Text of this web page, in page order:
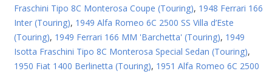
Fraschini Tipo 8C Monterosa Coupe (Touring), 1948 Ferrari 166
Inter (Touring), 1949 Alfa Romeo 6C 2500 SS Villa d’Este
(Touring), 1949 Ferrari 166 MM 'Barchetta' (Touring), 1949
Isotta Fraschini Tipo 8C Monterosa Special Sedan (Touring),
1950 Fiat 1400 Berlinetta (Touring), 1951 Alfa Romeo 6C 2500